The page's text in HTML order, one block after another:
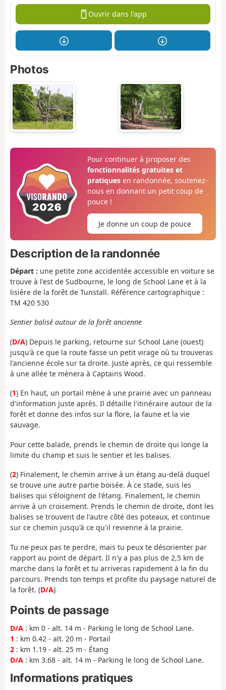
Ouvrir dans l'app
Photos
Pour continuer à proposer des
fonctionnalités gratuites et
pratiquesen randonnée, soutenez-
nous en donnant un petit coup de
pouce !
Je donne un coup de pouce
Description de la randonnée
Départ : une petite zone accidentée accessible en voiture se
trouve à l'est de Sudbourne, le long de School Lane et à la
lisière de la forêt de Tunstall. Référence cartographique :
TM 420 530
Sentier balisé autour de la forêt ancienne
(D/A) Depuis le parking, retourne sur School Lane (ouest)
jusqu'à ce que la route fasse un petit virage où tu trouveras
l'ancienne école sur ta droite. Juste après, ce qui ressemble
à une allée te mènera à Captains Wood.
(1) En haut, un portail mène à une prairie avec un panneau
d'information juste après. Il détaille l'itinéraire autour de la
forêt et donne des infos sur la flore, la faune et la vie
sauvage.
Pour cette balade, prends le chemin de droite qui longe la
limite du champ et suis le sentier et les balises.
(2) Finalement, le chemin arrive à un étang au-delà duquel
se trouve une autre partie boisée. À ce stade, suis les
balises qui s'éloignent de l'étang. Finalement, le chemin
arrive à un croisement. Prends le chemin de droite, dont les
balises se trouvent de l'autre côté des poteaux, et continue
sur ce chemin jusqu'à ce qu'il revienne à la prairie.
Tu ne peux pas te perdre, mais tu peux te désorienter par
rapport au point de départ. Il n'y a pas plus de 2,5 km de
marche dans la forêt et tu arriveras rapidement à la fin du
parcours. Prends ton temps et profite du paysage naturel de
la forêt. (D/A)
Points de passage
D/A : km 0 - alt. 14 m - Parking le long de School Lane.
1 : km 0.42 - alt. 20 m - Portail
2 : km 1.19 - alt. 25 m - Étang
D/A : km 3.68 - alt. 14 m - Parking le long de School Lane.
Informations pratiques